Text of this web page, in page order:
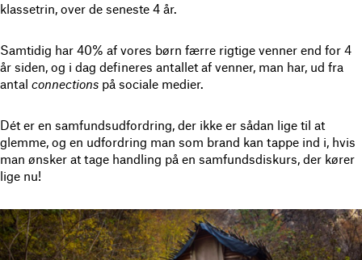
klassetrin, over de seneste 4 år.
Samtidig har 40% af vores børn færre rigtige venner end for 4
år siden, og i dag defineres antallet af venner, man har, ud fra
antal connections på sociale medier.
Dét er en samfundsudfordring, der ikke er sådan lige til at
glemme, og en udfordring man som brand kan tappe ind i, hvis
man ønsker at tage handling på en samfundsdiskurs, der kører
lige nu!